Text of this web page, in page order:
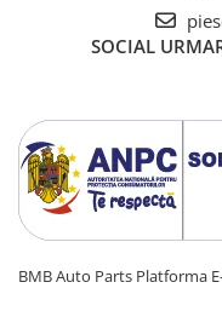
Filtru combustibil
Filtru polen
KIT REVIZIE
INTERIOR
Interior
Bord
Fata usă
SOCIAL
BMB Auto Parts Platforma